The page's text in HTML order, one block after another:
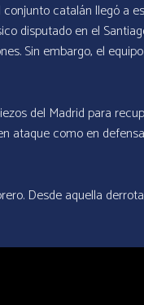
catalán llegó a
disputado en el
Sin embargo, el
del Madrid para
ataque como en
Desde aquella